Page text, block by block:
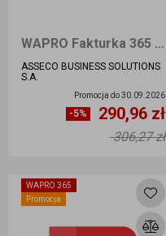
WAPRO Fakturka 365 START Przedłużenie
ASSECO BUSINESS SOLUTIONS
S.A.
Promocja do30.09.2026
-5% 290,96 zł
306,27 zł
Ilość sztuk
WAPRO 365
Promocja